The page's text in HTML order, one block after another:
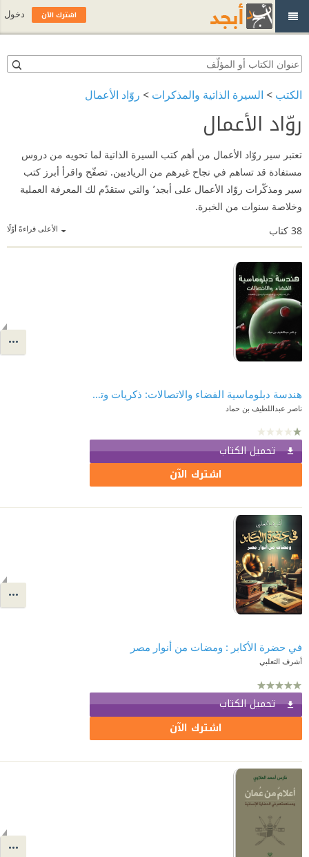
الكتب > السيرة الذاتية والمذكرات > روّاد الأعمال
روّاد الأعمال
تعتبر سير روّاد الأعمال من أهم كتب السيرة الذاتية لما تحويه من دروس
مستفادة قد تساهم في نجاح غيرهم من الرياديين. تصفّح واقرأ أبرز كتب
سير ومذكّرات روّاد الأعمال على أبجد٬ والتي ستقدّم لك المعرفة العملية
وخلاصة سنوات من الخبرة.
الأعلى قراءةً أوّلًا 38 كتاب
هندسة دبلوماسية الفضاء والاتصالات: ذكريات وتجارب في الدبلوماسية وشؤون المنظمات
ناصر عبداللطيف بن حماد
تحميل الكتاب
اشترك الآن
في حضرة الأكابر : ومضات من أنوار مصر
أشرف التعلبي
تحميل الكتاب
اشترك الآن
اشترك الآن دخول